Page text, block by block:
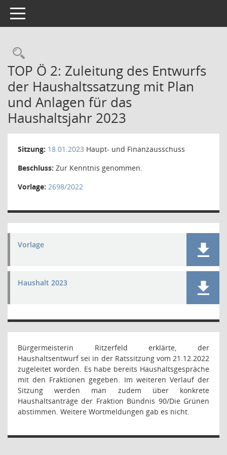
Toggle navigation
Rechercheauswahl
TOP Ö 2: Zuleitung des Entwurfs
der Haushaltssatzung mit Plan
und Anlagen für das
Haushaltsjahr 2023
Sitzung: 18.01.2023 Haupt- und Finanzausschuss
Beschluss: Zur Kenntnis genommen.
Vorlage: 2698/2022
Vorlage
Haushalt 2023
Bürgermeisterin Ritzerfeld erklärte, der
Haushaltsentwurf sei in der Ratssitzung vom 21.12.2022
zugeleitet worden. Es habe bereits Haushaltsgespräche
mit den Fraktionen gegeben. Im weiteren Verlauf der
Sitzung werden man zudem über konkrete
Haushaltsanträge der Fraktion Bündnis 90/Die Grünen
abstimmen. Weitere Wortmeldungen gab es nicht.